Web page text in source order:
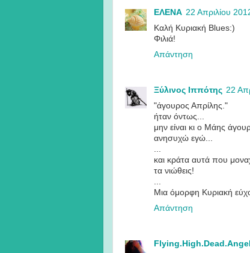
ΕΛΕΝΑ 22 Απριλίου
Καλή Κυριακή Blues:)
Φιλιά!
Απάντηση
Ξύλινος Ιππότης 22
"άγουρος Απρίλης."
ήταν όντως...
μην είναι κι ο Μάης
ανησυχώ εγώ...
...
και κράτα αυτά που
τα νιώθεις!
...
Μια όμορφη Κυριακή
Απάντηση
Flying.High.Dead.Angel